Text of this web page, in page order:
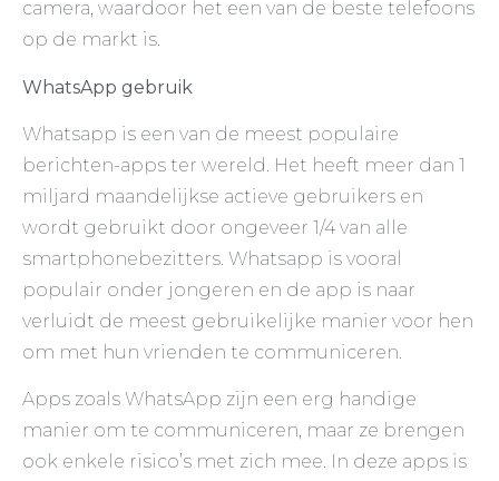
camera, waardoor het een van de beste telefoons
op de markt is.
WhatsApp gebruik
Whatsapp is een van de meest populaire
berichten-apps ter wereld. Het heeft meer dan 1
miljard maandelijkse actieve gebruikers en
wordt gebruikt door ongeveer 1/4 van alle
smartphonebezitters. Whatsapp is vooral
populair onder jongeren en de app is naar
verluidt de meest gebruikelijke manier voor hen
om met hun vrienden te communiceren.
Apps zoals WhatsApp zijn een erg handige
manier om te communiceren, maar ze brengen
ook enkele risico’s met zich mee. In deze apps is